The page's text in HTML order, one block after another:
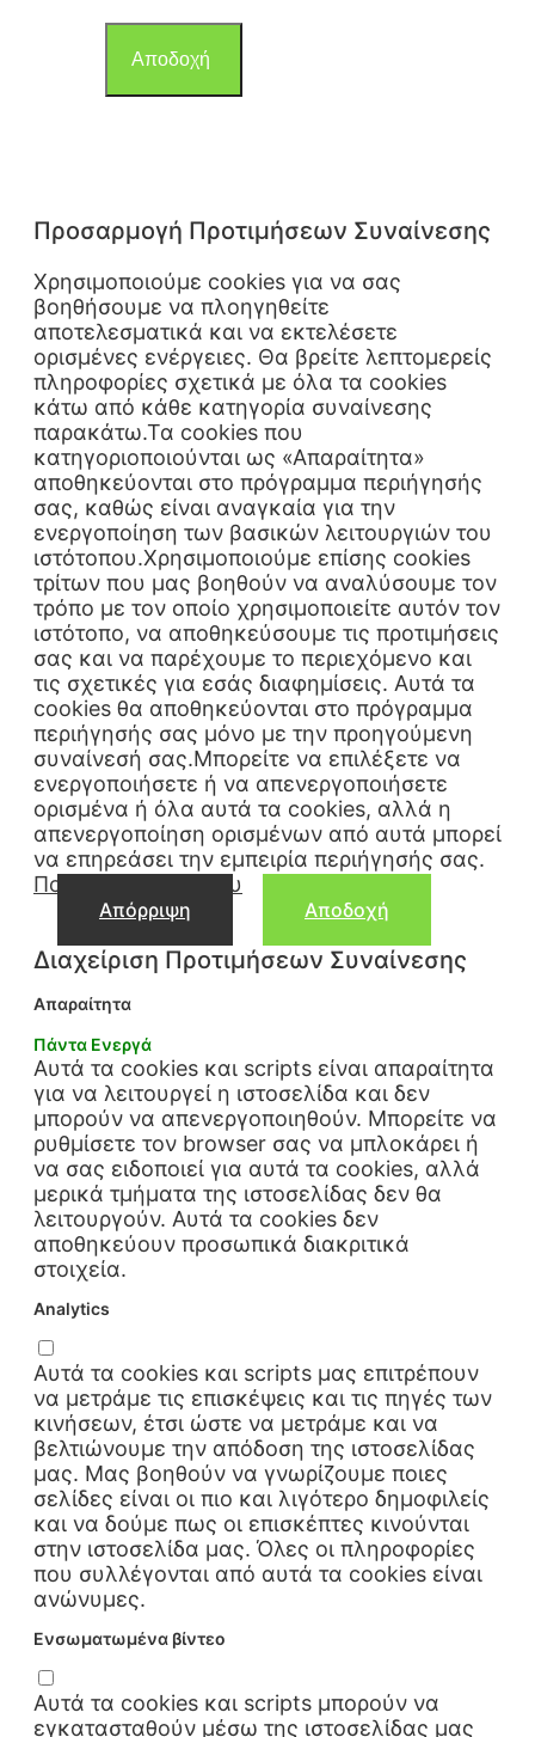
Αποδοχή
Προσαρμογή Προτιμήσεων Συναίνεσης
Χρησιμοποιούμε cookies για να σας
βοηθήσουμε να πλοηγηθείτε
αποτελεσματικά και να εκτελέσετε
ορισμένες ενέργειες. Θα βρείτε λεπτομερείς
πληροφορίες σχετικά με όλα τα cookies
κάτω από κάθε κατηγορία συναίνεσης
παρακάτω.Τα cookies που
κατηγοριοποιούνται ως «Απαραίτητα»
αποθηκεύονται στο πρόγραμμα περιήγησής
σας, καθώς είναι αναγκαία για την
ενεργοποίηση των βασικών λειτουργιών του
ιστότοπου.Χρησιμοποιούμε επίσης cookies
τρίτων που μας βοηθούν να αναλύσουμε τον
τρόπο με τον οποίο χρησιμοποιείτε αυτόν τον
ιστότοπο, να αποθηκεύσουμε τις προτιμήσεις
σας και να παρέχουμε το περιεχόμενο και
τις σχετικές για εσάς διαφημίσεις. Αυτά τα
cookies θα αποθηκεύονται στο πρόγραμμα
περιήγησής σας μόνο με την προηγούμενη
συναίνεσή σας.Μπορείτε να επιλέξετε να
ενεργοποιήσετε ή να απενεργοποιήσετε
ορισμένα ή όλα αυτά τα cookies, αλλά η
απενεργοποίηση ορισμένων από αυτά μπορεί
να επηρεάσει την εμπειρία περιήγησής σας.
Πολιτική Απορρήτου
Απόρριψη Αποδοχή
Διαχείριση Προτιμήσεων Συναίνεσης
Απαραίτητα
Πάντα Ενεργά
Αυτά τα cookies και scripts είναι απαραίτητα
για να λειτουργεί η ιστοσελίδα και δεν
μπορούν να απενεργοποιηθούν. Μπορείτε να
ρυθμίσετε τον browser σας να μπλοκάρει ή
να σας ειδοποιεί για αυτά τα cookies, αλλά
μερικά τμήματα της ιστοσελίδας δεν θα
λειτουργούν. Αυτά τα cookies δεν
αποθηκεύουν προσωπικά διακριτικά
στοιχεία.
Analytics
Αυτά τα cookies και scripts μας επιτρέπουν
να μετράμε τις επισκέψεις και τις πηγές των
κινήσεων, έτσι ώστε να μετράμε και να
βελτιώνουμε την απόδοση της ιστοσελίδας
μας. Μας βοηθούν να γνωρίζουμε ποιες
σελίδες είναι οι πιο και λιγότερο δημοφιλείς
και να δούμε πως οι επισκέπτες κινούνται
στην ιστοσελίδα μας. Όλες οι πληροφορίες
που συλλέγονται από αυτά τα cookies είναι
ανώνυμες.
Ενσωματωμένα βίντεο
Αυτά τα cookies και scripts μπορούν να
εγκατασταθούν μέσω της ιστοσελίδας μας